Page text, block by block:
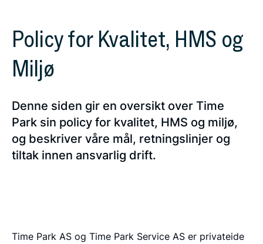
Policy for Kvalitet, HMS og
Miljø
Denne siden gir en oversikt over Time
Park sin policy for kvalitet, HMS og miljø,
og beskriver våre mål, retningslinjer og
tiltak innen ansvarlig drift.
Time Park AS og Time Park Service AS er privateide